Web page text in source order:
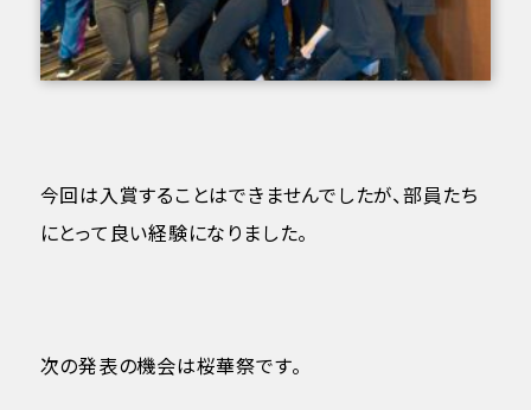
今回は入賞することはできませんでしたが、部員たち
にとって良い経験になりました。
次の発表の機会は桜華祭です。